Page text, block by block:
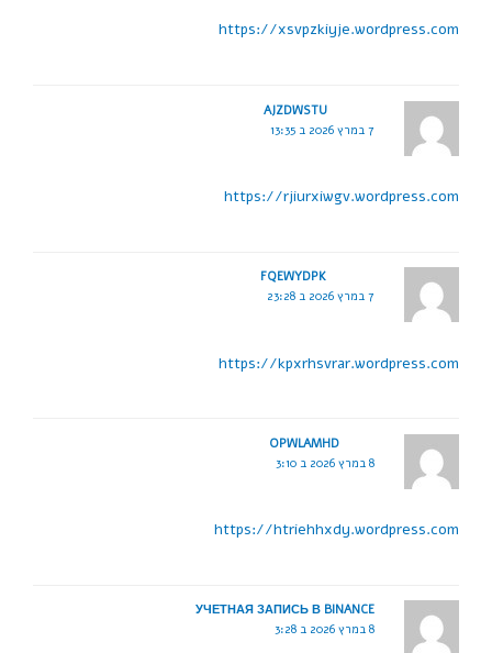
https://xsvpzkiyje.wordpress.com
AJZDWSTU
7 במרץ 2026 ב 13:35
https://rjiurxiwgv.wordpress.com
FQEWYDPK
7 במרץ 2026 ב 23:28
https://kpxrhsvrar.wordpress.com
OPWLAMHD
8 במרץ 2026 ב 3:10
https://htriehhxdy.wordpress.com
УЧЕТНАЯ ЗАПИСЬ В BINANCE
8 במרץ 2026 ב 3:28